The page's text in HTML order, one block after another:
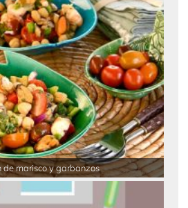
de marisco y garbanzos